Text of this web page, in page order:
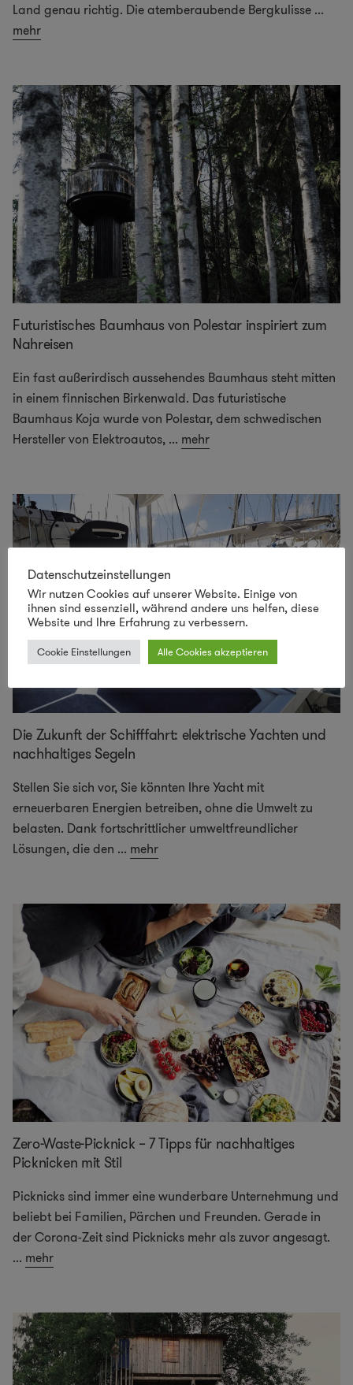
Land genau richtig. Die atemberaubende Bergkulisse ...
mehr
Futuristisches Baumhaus von Polestar inspiriert zum
Nahreisen
Ein fast außerirdisch aussehendes Baumhaus steht mitten
in einem finnischen Birkenwald. Das futuristische
Baumhaus Koja wurde von Polestar, dem schwedischen
Hersteller von Elektroautos, ... mehr
Die Zukunft der Schifffahrt: elektrische Yachten und
nachhaltiges Segeln
Stellen Sie sich vor, Sie könnten Ihre Yacht mit
erneuerbaren Energien betreiben, ohne die Umwelt zu
belasten. Dank fortschrittlicher umweltfreundlicher
Lösungen, die den ... mehr
Zero-Waste-Picknick – 7 Tipps für nachhaltiges
Picknicken mit Stil
Picknicks sind immer eine wunderbare Unternehmung und
beliebt bei Familien, Pärchen und Freunden. Gerade in
der Corona-Zeit sind Picknicks mehr als zuvor angesagt.
... mehr
Datenschutzeinstellungen
Wir nutzen Cookies auf unserer Website. Einige von
ihnen sind essenziell, während andere uns helfen, diese
Website und Ihre Erfahrung zu verbessern.
Cookie Einstellungen Alle Cookies akzeptieren